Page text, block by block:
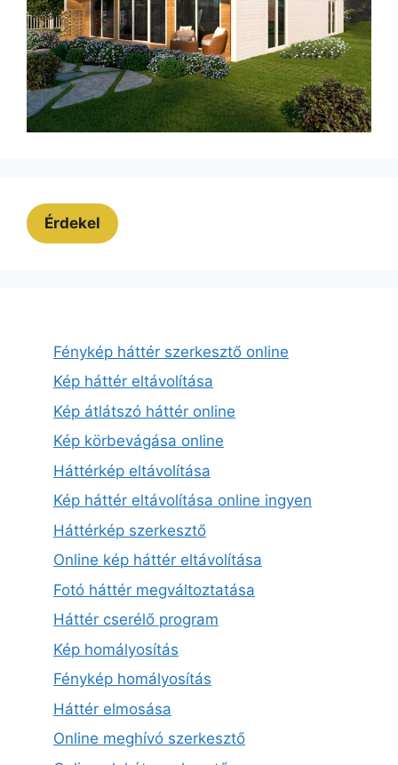
Érdekel
Fénykép háttér szerkesztő online
Kép háttér eltávolítása
Kép átlátszó háttér online
Kép körbevágása online
Háttérkép eltávolítása
Kép háttér eltávolítása online ingyen
Háttérkép szerkesztő
Online kép háttér eltávolítása
Fotó háttér megváltoztatása
Háttér cserélő program
Kép homályosítás
Fénykép homályosítás
Háttér elmosása
Online meghívó szerkesztő